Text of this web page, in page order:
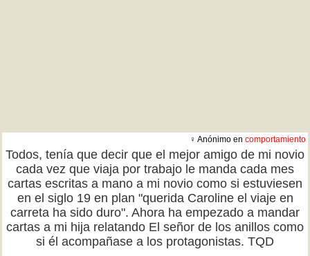
♀ Anónimo en comportamiento
Todos, tenía que decir que el mejor amigo de mi novio
cada vez que viaja por trabajo le manda cada mes
cartas escritas a mano a mi novio como si estuviesen
en el siglo 19 en plan "querida Caroline el viaje en
carreta ha sido duro". Ahora ha empezado a mandar
cartas a mi hija relatando El señor de los anillos como
si él acompañase a los protagonistas. TQD